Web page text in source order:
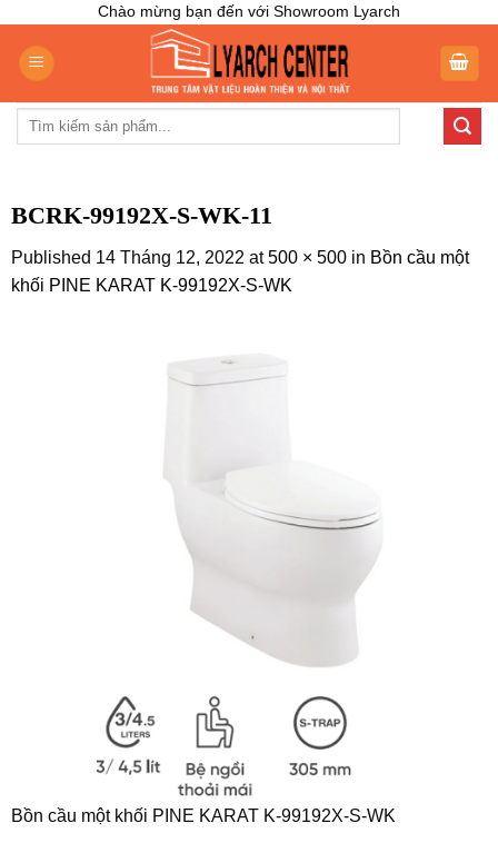
content
Chào mừng bạn đến với Showroom Lyarch
Tìm
BCRK-99192X-S-WK-11
Published 14 Tháng 12, 2022 at500 × 500 in Bồn cầu một
khối PINE KARAT K-99192X-S-WK
Bồn cầu một khối PINE KARAT K-99192X-S-WK